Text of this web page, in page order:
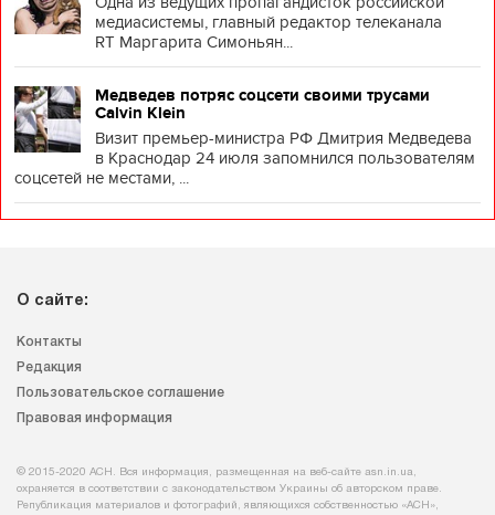
медиасистемы, главный редактор телеканала
RT Маргарита Симоньян...
Медведев потряс соцсети своими трусами
Calvin Klein
Визит премьер-министра РФ Дмитрия Медведева
в Краснодар 24 июля запомнился пользователям
соцсетей не местами, ...
О сайте:
Контакты
Редакция
Пользовательское соглашение
Правовая информация
© 2015-2020 АСН. Вся информация, размещенная на веб-сайте asn.in.ua,
охраняется в соответствии с законодательством Украины об авторском праве.
Републикация материалов и фотографий, являющихся собственностью «АСН»,